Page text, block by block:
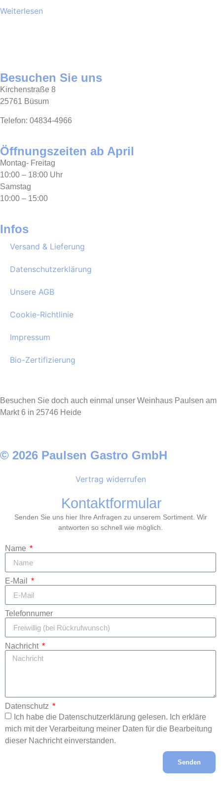
Weiterlesen
Besuchen Sie uns
Kirchenstraße 8
25761 Büsum
Telefon: 04834-4966
Öffnungszeiten ab April
Montag- Freitag
10:00 – 18:00 Uhr
Samstag
10:00 – 15:00
Infos
Versand & Lieferung
Datenschutzerklärung
Unsere AGB
Cookie-Richtlinie
Impressum
Bio-Zertifizierung
Besuchen Sie doch auch einmal unser Weinhaus Paulsen am
Markt 6 in 25746 Heide
© 2026 Paulsen Gastro GmbH
Vertrag widerrufen
Kontaktformular
Senden Sie uns hier Ihre Anfragen zu unserem Sortiment. Wir
antworten so schnell wie möglich.
Name
E-Mail
Telefonnumer
Nachricht
Datenschutz
Ich habe die Datenschutzerklärung gelesen. Ich erkläre
mich mit der Verarbeitung meiner Daten für die Bearbeitung
dieser Nachricht einverstanden.
Senden